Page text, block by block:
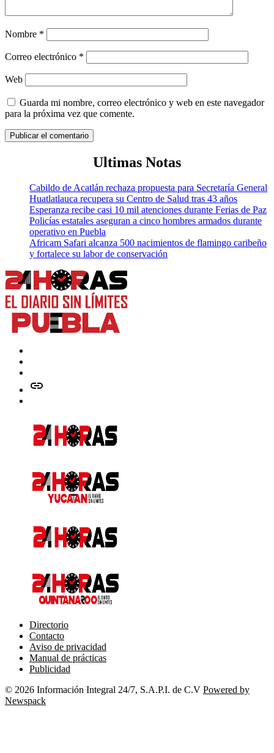
Nombre *
Correo electrónico *
Web
Guarda mi nombre, correo electrónico y web en este navegador
para la próxima vez que comente.
Ultimas Notas
Cabildo de Acatlán rechaza propuesta para Secretaría General
Huatlatlauca recupera su Centro de Salud tras 43 años
Esperanza recibe casi 10 mil atenciones durante Ferias de Paz
Policías estatales aseguran a cinco hombres armados durante
operativo en Puebla
Africam Safari alcanza 500 nacimientos de flamingo caribeño
y fortalece su labor de conservación
issuu
Directorio
Contacto
Aviso de privacidad
Manual de prácticas
Publicidad
© 2026 Información Integral 24/7, S.A.P.I. de C.V Powered by
Newspack